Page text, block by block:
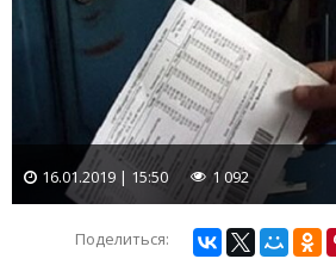
16.01.2019 | 15:50 1 092
Поделиться: